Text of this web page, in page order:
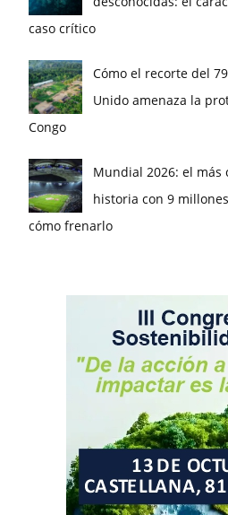
caso crítico
Cómo el recorte del
Unido amenaza la
Congo
Mundial 2026: el más
historia con 9
cómo frenarlo